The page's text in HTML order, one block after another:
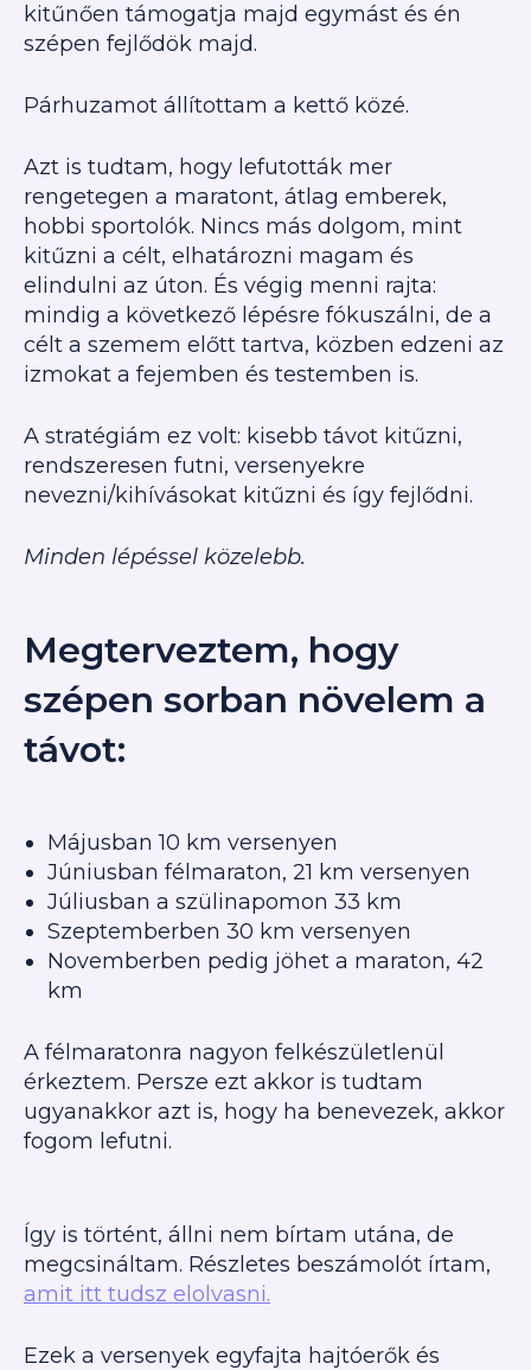
kitűnően támogatja majd egymást és én
szépen fejlődök majd.
Párhuzamot állítottam a kettő közé.
Azt is tudtam, hogy lefutották mer
rengetegen a maratont, átlag emberek,
hobbi sportolók. Nincs más dolgom, mint
kitűzni a célt, elhatározni magam és
elindulni az úton. És végig menni rajta:
mindig a következő lépésre fókuszálni, de a
célt a szemem előtt tartva, közben edzeni az
izmokat a fejemben és testemben is.
A stratégiám ez volt: kisebb távot kitűzni,
rendszeresen futni, versenyekre
nevezni/kihívásokat kitűzni és így fejlődni.
Minden lépéssel közelebb.
Megterveztem, hogy
szépen sorban növelem a
távot:
Májusban 10 km versenyen
Júniusban félmaraton, 21 km versenyen
Júliusban a szülinapomon 33 km
Szeptemberben 30 km versenyen
Novemberben pedig jöhet a maraton, 42
km
A félmaratonra nagyon felkészületlenül
érkeztem. Persze ezt akkor is tudtam
ugyanakkor azt is, hogy ha benevezek, akkor
fogom lefutni.
Így is történt, állni nem bírtam utána, de
megcsináltam. Részletes beszámolót írtam,
amit itt tudsz elolvasni.
Ezek a versenyek egyfajta hajtóerők és